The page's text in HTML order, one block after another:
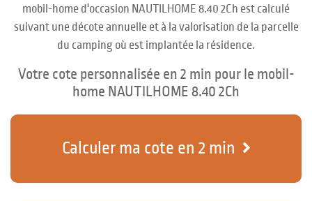
mobil-home d'occasion NAUTILHOME 8.40 2Ch est calculé
suivant une décote annuelle et à la valorisation de la parcelle
du camping où est implantée la résidence.
Votre cote personnalisée en 2 min pour le mobil-
home NAUTILHOME 8.40 2Ch
Calculer ma cote en 2 min